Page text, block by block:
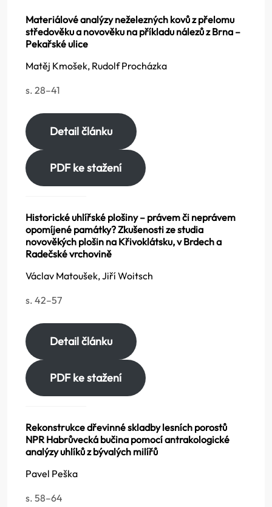
Materiálové analýzy neželezných kovů z přelomu
středověku a novověku na příkladu nálezů z Brna –
Pekařské ulice
Matěj Kmošek, Rudolf Procházka
s. 28–41
Detail článku
PDF ke stažení
Historické uhlířské plošiny – právem či neprávem
opomíjené památky? Zkušenosti ze studia
novověkých plošin na Křivoklátsku, v Brdech a
Radečské vrchovině
Václav Matoušek, Jiří Woitsch
s. 42–57
Detail článku
PDF ke stažení
Rekonstrukce dřevinné skladby lesních porostů
NPR Habrůvecká bučina pomocí antrakologické
analýzy uhlíků z bývalých milířů
Pavel Peška
s. 58–64